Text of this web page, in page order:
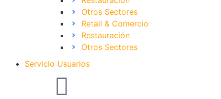
Otros Sectores
Retail & Comercio
Restauración
Otros Sectores
Servicio Usuarios